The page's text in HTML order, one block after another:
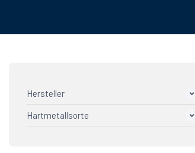
Hersteller
AGEFA Präzisionswerkzeuge
Hartmetallsorte